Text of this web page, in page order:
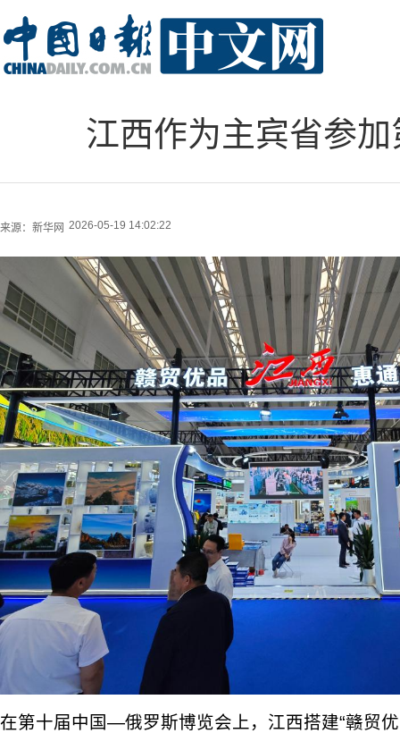
江西作为主宾省参
来源： 新华网 2026-05-19 14:02:22
在第十届中国—俄罗斯博览会上，江西搭建“赣贸